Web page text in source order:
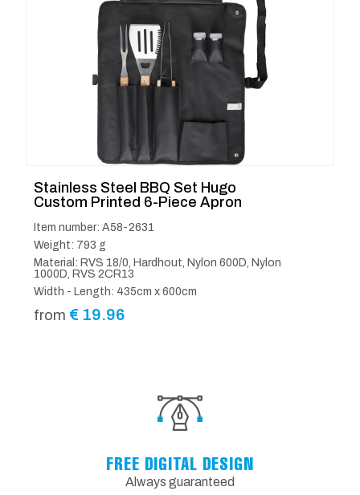
Stainless Steel BBQ Set Hugo
Custom Printed 6-Piece Apron
Item number: A58-2631
Weight: 793 g
Material: RVS 18/0, Hardhout, Nylon 600D, Nylon
1000D, RVS 2CR13
Width - Length: 435cm x 600cm
from € 19.96
FREE DIGITAL DESIGN
Always guaranteed